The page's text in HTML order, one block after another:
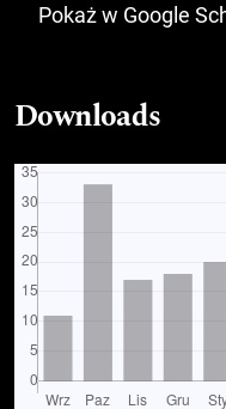
Pokaż w Google
Downloads